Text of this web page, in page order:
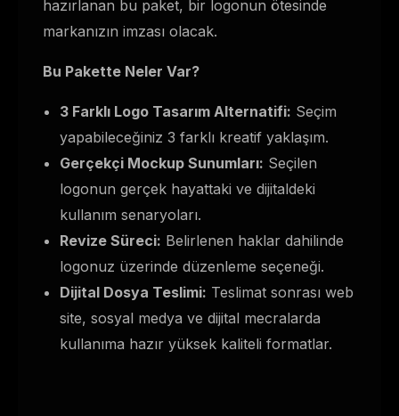
hazırlanan bu paket, bir logonun ötesinde
markanızın imzası olacak.
Bu Pakette Neler Var?
3 Farklı Logo Tasarım Alternatifi: Seçim
yapabileceğiniz 3 farklı kreatif yaklaşım.
Gerçekçi Mockup Sunumları: Seçilen
logonun gerçek hayattaki ve dijitaldeki
kullanım senaryoları.
Revize Süreci: Belirlenen haklar dahilinde
logonuz üzerinde düzenleme seçeneği.
Dijital Dosya Teslimi: Teslimat sonrası web
site, sosyal medya ve dijital mecralarda
kullanıma hazır yüksek kaliteli formatlar.